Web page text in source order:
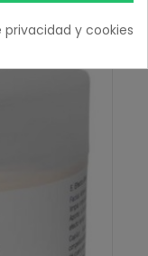
privacidad y cookies